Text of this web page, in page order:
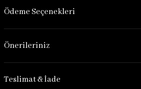
Ödeme Seçenekleri
Önerileriniz
Teslimat & İade